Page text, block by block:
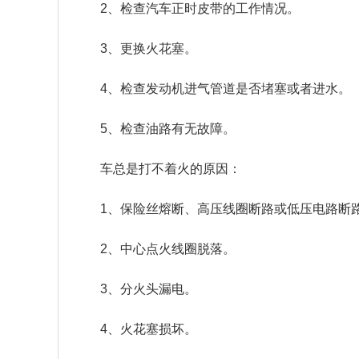
2、检查汽车正时皮带的工作情况。
3、更换火花塞。
4、检查发动机进气管道是否堵塞或者进水。
5、检查油路有无故障。
车总是打不着火的原因：
1、保险丝熔断、高压线圈断路或低压电路断
2、中心点火线圈脱落。
3、分火头漏电。
4、火花塞损坏。